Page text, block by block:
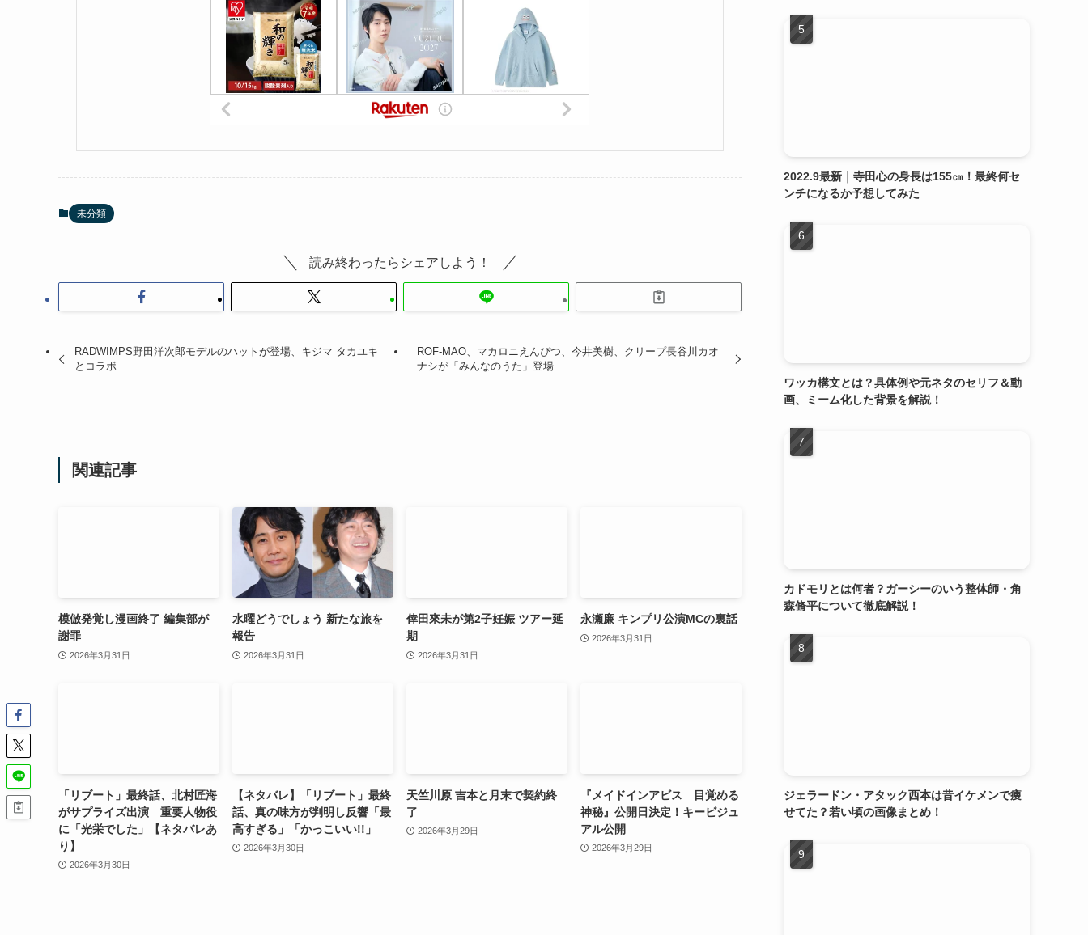
未分類
読み終わったらシェアしよう！
RADWIMPS野田洋次郎モデルのハットが登場、キジマ タカユキ
とコラボ
ROF-MAO、マカロニえんぴつ、今井美樹、クリープ長谷川カオ
ナシが「みんなのうた」登場
関連記事
模倣発覚し漫画終了 編集部が
謝罪
2026年3月31日
水曜どうでしょう 新たな旅を
報告
2026年3月31日
倖田來未が第2子妊娠 ツアー延
期
2026年3月31日
永瀬廉 キンプリ公演MCの裏話
2026年3月31日
「リブート」最終話、北村匠海
がサプライズ出演 重要人物役
に「光栄でした」【ネタバレあ
り】
2026年3月30日
【ネタバレ】「リブート」最終
話、真の味方が判明し反響「最
高すぎる」「かっこいい!!」
2026年3月30日
天竺川原 吉本と月末で契約終
了
2026年3月29日
『メイドインアビス 目覚める
神秘』公開日決定！キービジュ
アル公開
2026年3月29日
2022.9最新｜寺田心の身長は155㎝！最終何セ
ンチになるか予想してみた
ワッカ構文とは？具体例や元ネタのセリフ＆動
画、ミーム化した背景を解説！
カドモリとは何者？ガーシーのいう整体師・角
森脩平について徹底解説！
ジェラードン・アタック西本は昔イケメンで痩
せてた？若い頃の画像まとめ！